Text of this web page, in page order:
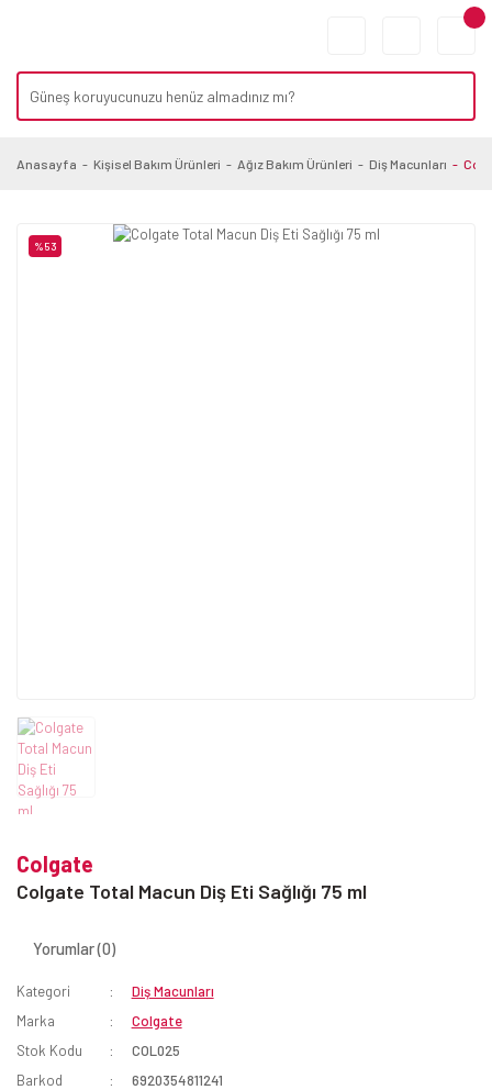
Anasayfa Kişisel Bakım Ürünleri Ağız Bakım Ürünleri Diş Macunları
%53
Colgate
Colgate Total Macun Diş Eti Sağlığı 75 ml
Yorumlar (0)
Kategori
Diş Macunları
Marka
Colgate
Stok Kodu
COL025
Barkod
6920354811241